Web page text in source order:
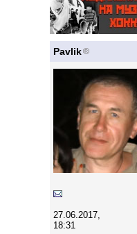
Pavlik
27.06.2017,
18:31